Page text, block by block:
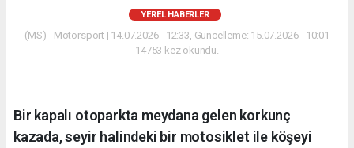
YEREL HABERLER
(MS) - Motorsport | 14.07.2026 - 12:33, Güncelleme: 15.07.2026 - 10:01
14753 kez okundu.
Bir kapalı otoparkta meydana gelen korkunç
kazada, seyir halindeki bir motosiklet ile köşeyi